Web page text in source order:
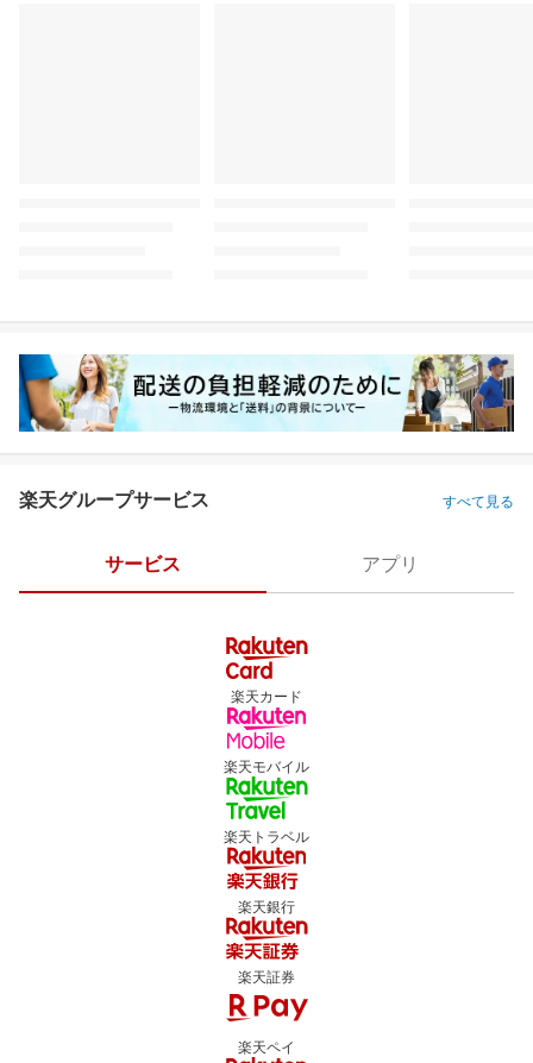
楽天グループサービス すべて見る
サービス アプリ
楽天カード
楽天モバイル
楽天トラベル
楽天銀行
楽天証券
楽天ペイ